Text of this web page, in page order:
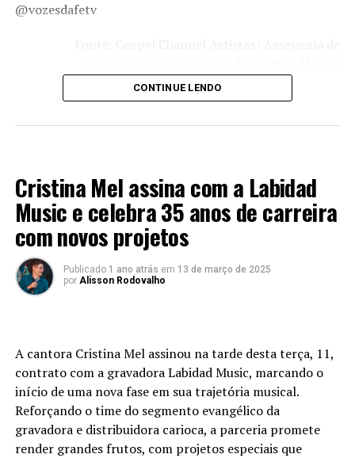
@vozesdafetv
CONTINUE LENDO
Cristina Mel assina com a Labidad
Music e celebra 35 anos de carreira
com novos projetos
Publicado 1 ano atrás em 13 de março de 2025
por Alisson Rodovalho
A cantora Cristina Mel assinou na tarde desta terça, 11,
contrato com a gravadora Labidad Music, marcando o
início de uma nova fase em sua trajetória musical.
Reforçando o time do segmento evangélico da
gravadora e distribuidora carioca, a parceria promete
render grandes frutos, com projetos especiais que